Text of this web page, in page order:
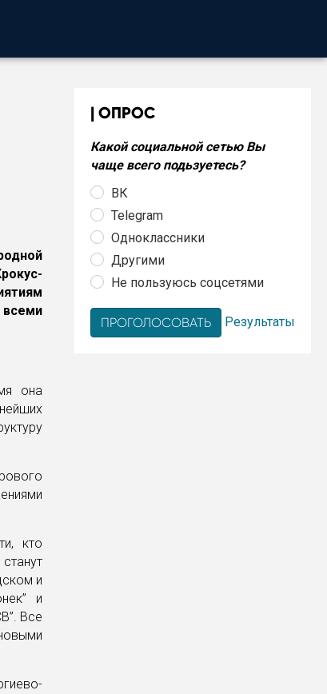
она
кто
и
и
Все
ОПРОС
Какой социальной сетью Вы
чаще всего подьзуетесь?
ВК
Telegram
Одноклассники
Другими
Не пользуюсь соцсетями
Результаты